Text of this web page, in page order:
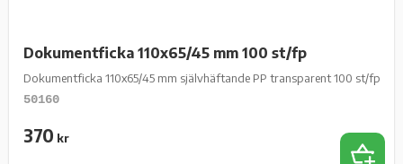
Dokumentficka 110x65/45 mm 100 st/fp
Dokumentficka 110x65/45 mm självhäftande PP transparent 100 st/fp
50160
370 kr